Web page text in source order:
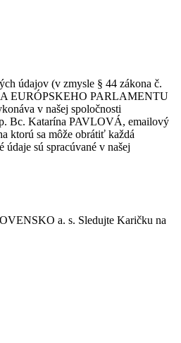
údajov (v zmysle § 44 zákona č.
EURÓPSKEHO PARLAMENTU
v našej spoločnosti
Bc. Katarína PAVLOVÁ, emailový
ktorú sa môže obrátiť každá
údaje sú spracúvané v našej
a. s. Sledujte Karičku na